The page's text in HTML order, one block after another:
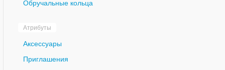
Обручальные кольца
Атрибуты
Аксессуары
Приглашения